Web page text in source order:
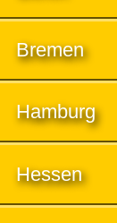
Bremen
Hamburg
Hessen